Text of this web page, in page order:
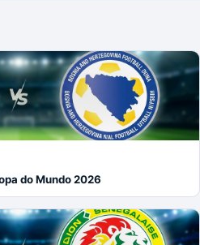
do Mundo 2026